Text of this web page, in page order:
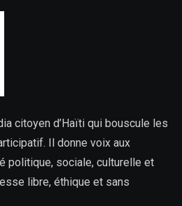
citoyen d’Haïti qui bouscule les
Il donne voix aux
politique, sociale, culturelle et
libre, éthique et sans